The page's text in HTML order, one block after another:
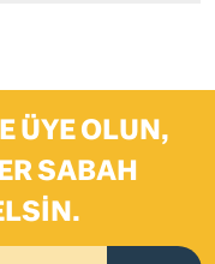
ÜYE OLUN,
SABAH